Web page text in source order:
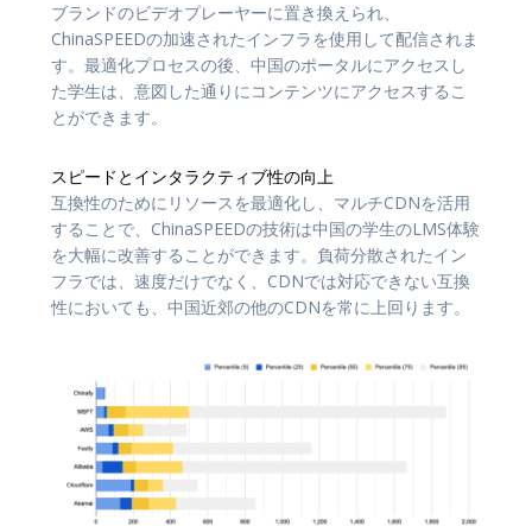
ブランドのビデオプレーヤーに置き換えられ、
ChinaSPEEDの加速されたインフラを使用して配信されま
す。最適化プロセスの後、中国のポータルにアクセスし
た学生は、意図した通りにコンテンツにアクセスするこ
とができます。
スピードとインタラクティブ性の向上
互換性のためにリソースを最適化し、マルチCDNを活用
することで、ChinaSPEEDの技術は中国の学生のLMS体験
を大幅に改善することができます。負荷分散されたイン
フラでは、速度だけでなく、CDNでは対応できない互換
性においても、中国近郊の他のCDNを常に上回ります。